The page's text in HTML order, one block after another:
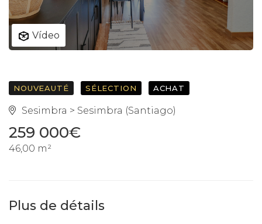
Vídeo
NOUVEAUTÉ SÉLECTION ACHAT
Sesimbra > Sesimbra (Santiago)
259 000€
46,00 m²
Plus de détails